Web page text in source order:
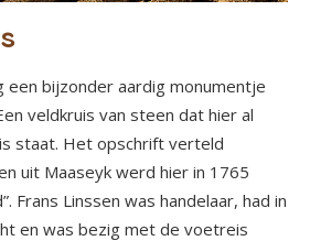
een bijzonder aardig monumentje
veldkruis van steen dat hier al
staat. Het opschrift verteld
uit Maaseyk werd hier in 1765
Frans Linssen was handelaar, had in
en was bezig met de voetreis